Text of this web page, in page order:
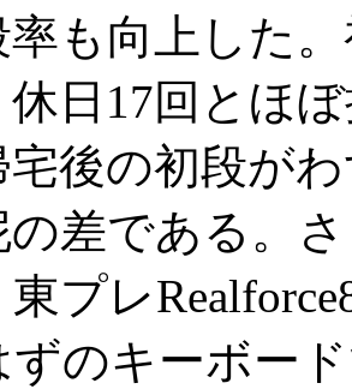
も向上した
休日17回とほ
宅後の初段が
の差である。
東プレ
のキーボー